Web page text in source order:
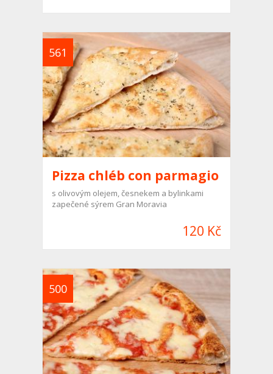
561
Pizza chléb con parmagio
s olivovým olejem, česnekem a bylinkami
zapečené sýrem Gran Moravia
120 Kč
500